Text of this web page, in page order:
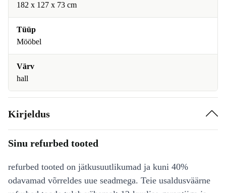
182 x 127 x 73 cm
Tüüp
Mööbel
Värv
hall
Kirjeldus
Sinu refurbed tooted
refurbed tooted on jätkusuutlikumad ja kuni 40%
odavamad võrreldes uue seadmega. Teie usaldusväärne